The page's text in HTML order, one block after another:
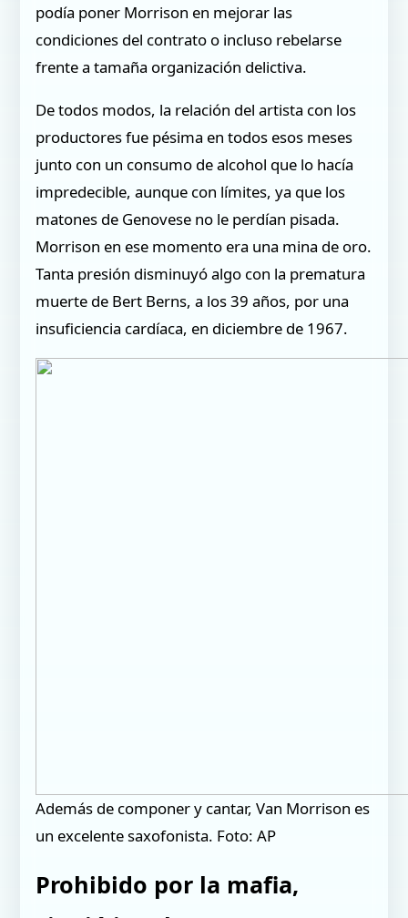
podía poner Morrison en mejorar las
condiciones del contrato o incluso rebelarse
frente a tamaña organización delictiva.
De todos modos, la relación del artista con los
productores fue pésima en todos esos meses
junto con un consumo de alcohol que lo hacía
impredecible, aunque con límites, ya que los
matones de Genovese no le perdían pisada.
Morrison en ese momento era una mina de oro.
Tanta presión disminuyó algo con la prematura
muerte de Bert Berns, a los 39 años, por una
insuficiencia cardíaca, en diciembre de 1967.
Además de componer y cantar, Van Morrison es
un excelente saxofonista. Foto: AP
Prohibido por la mafia,